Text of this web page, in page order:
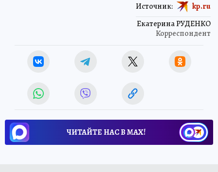
Екатерина РУДЕНКО
Корреспондент
Источник: kp.ru
ЧИТАЙТЕ НАС В МАХ!